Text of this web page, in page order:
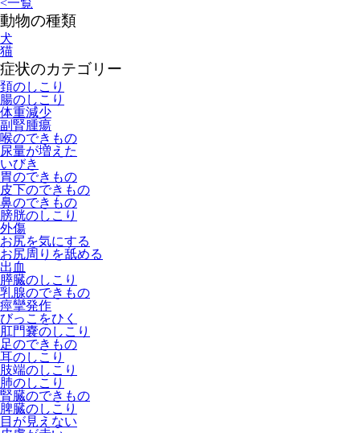
<一覧
動物の種類
犬
猫
症状のカテゴリー
頚のしこり
腸のしこり
体重減少
副腎腫瘍
喉のできもの
尿量が増えた
いびき
胃のできもの
皮下のできもの
鼻のできもの
膀胱のしこり
外傷
お尻を気にする
お尻周りを舐める
出血
膵臓のしこり
乳腺のできもの
痙攣発作
びっこをひく
肛門嚢のしこり
足のできもの
耳のしこり
肢端のしこり
肺のしこり
腎臓のできもの
脾臓のしこり
目が見えない